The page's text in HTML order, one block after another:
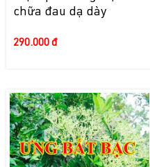
chữa đau dạ dày
290.000 đ